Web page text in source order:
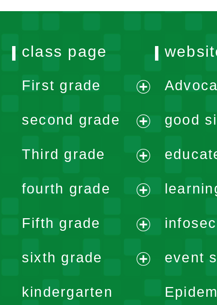
class page
First grade
menu
second grade
menu
Third grade
menu
fourth grade
menu
Fifth grade
menu
sixth grade
kindergarten
good
event